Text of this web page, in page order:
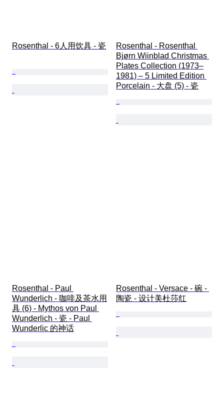
Rosenthal - 6人用饮具 - 瓷
Rosenthal - Rosenthal
Bjørn Wiinblad Christmas
Plates Collection (1973–
1981) – 5 Limited Edition
Porcelain - 大盘 (5) - 瓷
Rosenthal - Paul
Wunderlich - 咖啡及茶水用
具 (6) - Mythos von Paul
Wunderlich - 瓷 - Paul
Wunderlic 的神话
Rosenthal - Versace - 碗 -
陶瓷 - 设计美杜莎红